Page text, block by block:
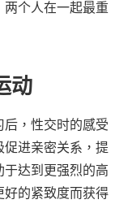
个人在一起最重
动
后，性交时的感受
促进亲密关系，提
达到更强烈的高
好的紧致度而获得